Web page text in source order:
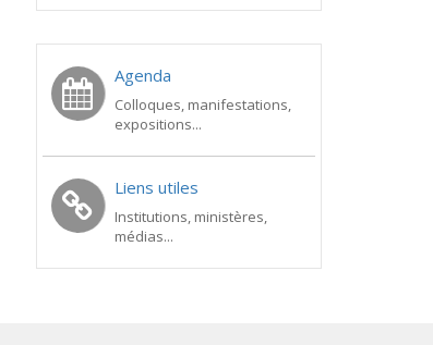
Agenda
Colloques, manifestations,
expositions...
Liens utiles
Institutions, ministères,
médias...